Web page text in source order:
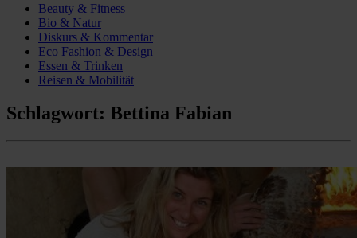
Beauty & Fitness
Bio & Natur
Diskurs & Kommentar
Eco Fashion & Design
Essen & Trinken
Reisen & Mobilität
Schlagwort: Bettina Fabian